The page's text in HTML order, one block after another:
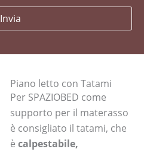
Invia
Piano letto con Tatami
Per SPAZIOBED come
supporto per il materasso
è consigliato il tatami, che
è calpestabile,